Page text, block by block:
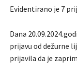
Evidentirano je 7
Dana
prijavu od dežurne
prijavila da je